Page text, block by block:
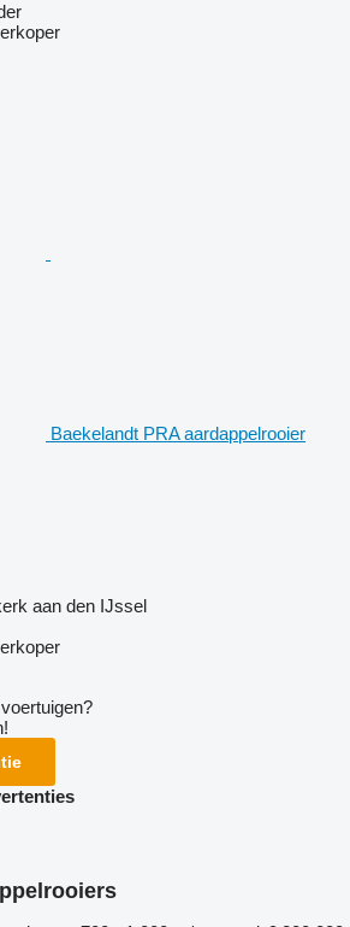
Baekelandt PRA aardappelrooier
aan den IJssel